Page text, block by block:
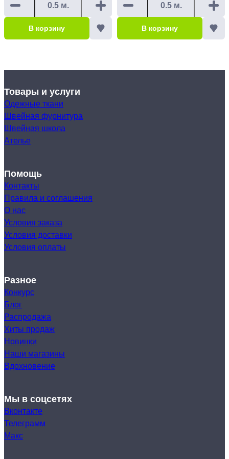
В корзину В корзину
Товары и услуги
Одежные ткани
Швейная фурнитура
Швейная школа
Ателье
Помощь
Контакты
Правила и соглашения
О нас
Условия заказа
Условия доставки
Условия оплаты
Разное
Конкурс
Блог
Распродажа
Хиты продаж
Новинки
Наши магазины
Вдохновение
Мы в соцсетях
Вконтакте
Телеграмм
Макс